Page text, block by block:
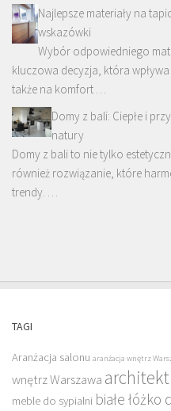
Najlepsze materiały na
wskazówki
Wybór odpowiedniego
kluczowa decyzja, która
także na komfort …
Domy z bali: Ciepłe i
natury
Domy z bali to nie tylko
również rozwiązanie, które
trendy. …
TAGI
Aranżacja salonu aranżacja wnętrz
wnętrz Warszawa
meble do sypialni białe łóżko